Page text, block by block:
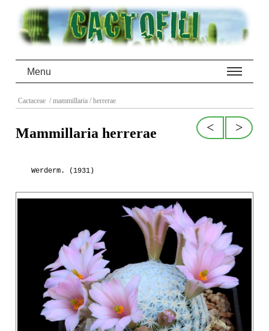
Menu
Cactaceae / mammillaria / herrerae
>
<
Mammillaria herrerae
Werderm. (1931)